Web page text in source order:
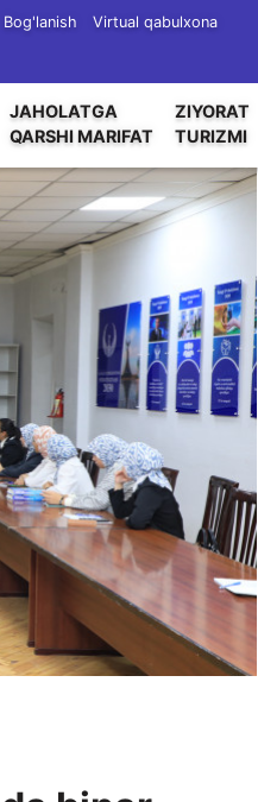
Bog'lanish
Virtual qabulxona
JAHOLATGA
QARSHI MARIFAT
ZIYORAT
TURIZMI